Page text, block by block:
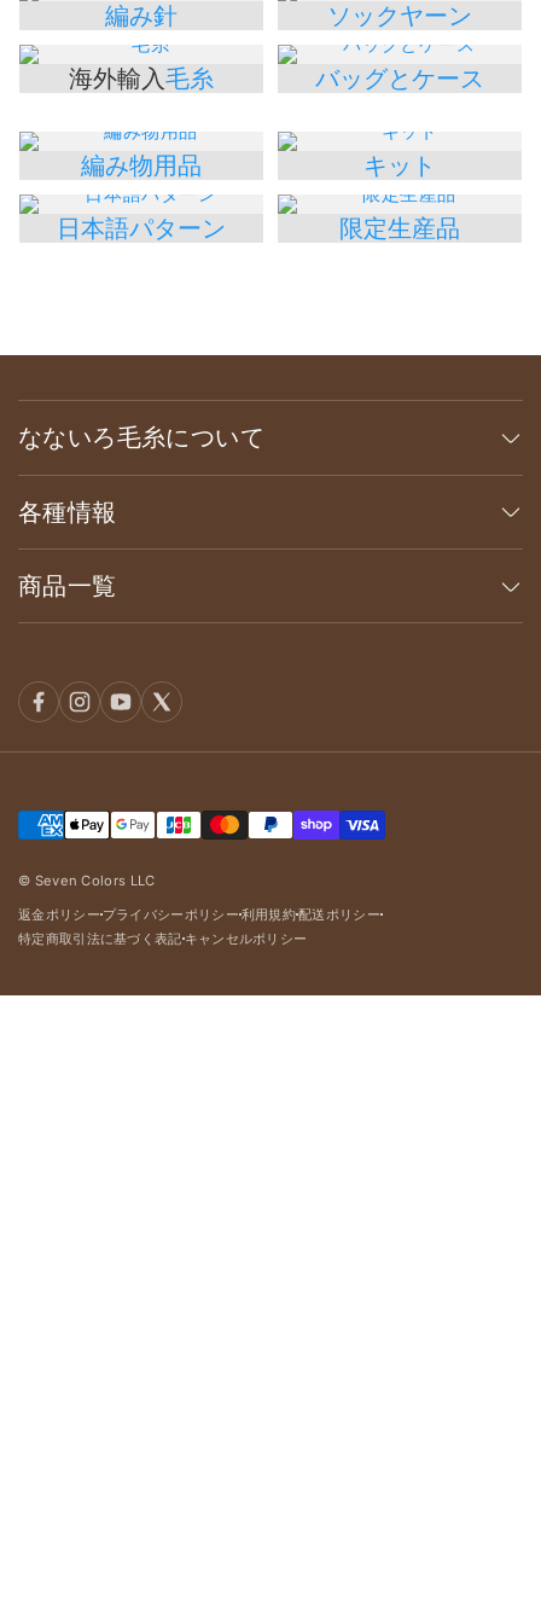
編み針 ソックヤーン
海外輸入毛糸 バッグとケース
編み物用品 キット
日本語パターン 限定生産品
なないろ毛糸について
各種情報
商品一覧
© Seven Colors LLC
返金ポリシー
dot
プライバシーポリシー
dot
利用規約
dot
配送ポリシー
特定商取引法に基づく表記
dot
キャンセルポリシー